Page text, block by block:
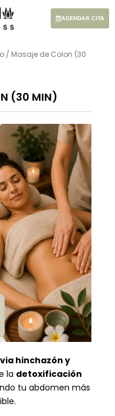
AGENDAR CITA
/ Masaje de Colon (30
(30 MIN)
hinchazón y
la detoxificación
tu abdomen más